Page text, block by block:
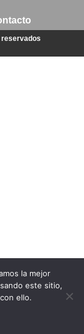
la mejor
este sitio,
ello.
reservados